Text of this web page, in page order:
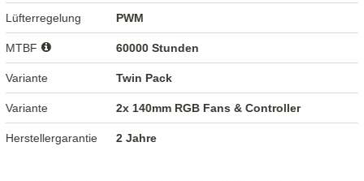
Lüfterregelung PWM
MTBF 60000 Stunden
Variante Twin Pack
Variante 2x 140mm RGB Fans & Controller
Herstellergarantie 2 Jahre